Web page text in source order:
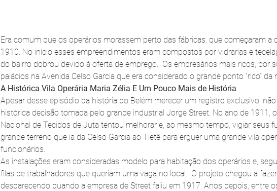
Era comum que os operários morassem perto das fábricas, que começaram a
1910. No início esses empreendimentos eram compostos por vidrarias e
do bairro dobrou devido à oferta de emprego.  Os empresários mais ricos, por
palácios na Avenida Celso Garcia que era considerado o grande ponto “rico” da
A Histórica Vila Operária Maria Zélia E Um Pouco Mais de História
Apesar desse episódio da história do Belém merecer um registro exclusivo,
histórica decisão tomada pelo grande industrial Jorge Street. No ano de 1911,
Nacional de Tecidos de Juta tentou melhorar e, ao mesmo tempo, vigiar seus
grande terreno que ia da Celso Garcia ao Tietê para erguer uma grande vila
funcionários.
As instalações eram consideradas modelo para habitação dos operários e,
filas de trabalhadores que queriam uma vaga no local.  O projeto chegou a
desparecendo quando a empresa de Street faliu em 1917. Anos depois, entre